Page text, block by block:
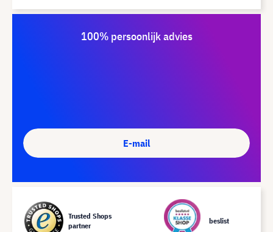
100% persoonlijk advies
E-mail
Trusted Shops
partner
beslist